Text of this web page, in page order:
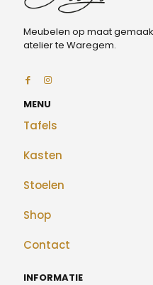
Meubelen op maat
atelier te Waregem.
MENU
Tafels
Kasten
Stoelen
Shop
Contact
INFORMATIE